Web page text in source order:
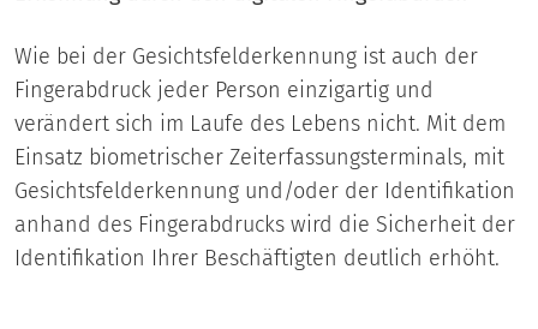
Wie bei der Gesichtsfelderkennung ist auch der
Fingerabdruck jeder Person einzigartig und
verändert sich im Laufe des Lebens nicht. Mit dem
Einsatz biometrischer Zeiterfassungsterminals, mit
Gesichtsfelderkennung und/oder der Identifikation
anhand des Fingerabdrucks wird die Sicherheit der
Identifikation Ihrer Beschäftigten deutlich erhöht.